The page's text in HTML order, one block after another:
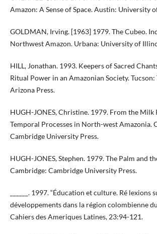
Amazon: A Sense of Space. Austin: University
GOLDMAN, Irving. [1963] 1979. The Cubeo.
Northwest Amazon. Urbana: University of
HILL, Jonathan. 1993. Keepers of Sacred
Ritual Power in an Amazonian Society.
Arizona Press.
HUGH-JONES, Christine. 1979. From the Milk
Temporal Processes in North-west Amazonia.
Cambridge University Press.
HUGH-JONES, Stephen. 1979. The Palm and
Cambridge: Cambridge University Press.
______. 1997. “Éducation et culture. Ré lexions
développements dans la région colombienne
Cahiers des Ameriques Latines, 23:94-121.